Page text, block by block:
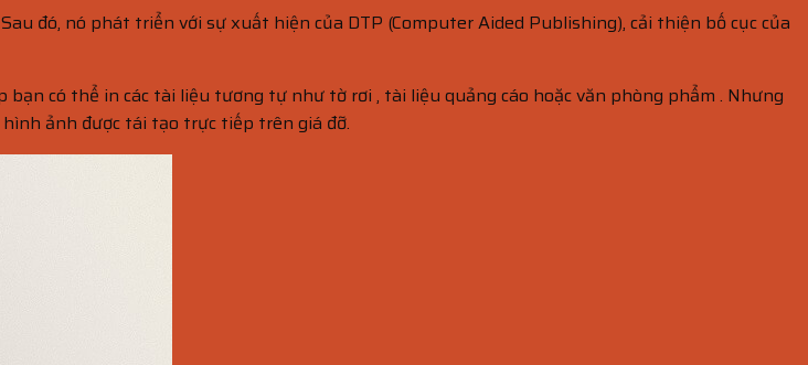
đó, nó phát triển với sự xuất hiện của DTP (Computer Aided Publishing), cải thiện bố cục của
có thể in các tài liệu tương tự như tờ rơi , tài liệu quảng cáo hoặc văn phòng phẩm . Nhưng
ảnh được tái tạo trực tiếp trên giá đỡ.